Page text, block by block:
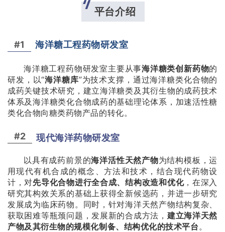
平台介绍
#1 海洋糖工程药物研发室
海洋糖工程药物研发室主要从事海洋糖类创新药物的
研发，以“海洋糖库”为技术支撑，通过海洋糖类化合物的
成药关键技术研究，建立海洋糖类及其衍生物的成药技术
体系及海洋糖类化合物成药的基础理论体系，加速活性糖
类化合物向糖类药物产品的转化。
#2 现代海洋药物研发室
以具有成药前景的海洋活性天然产物为结构模板，运
用现代有机合成的概念、方法和技术，结合现代药物设
计，对先导化合物进行全合成、结构改造和优化，在深入
研究其构效关系的基础上获得全新候选药，并进一步研究
发展成为临床药物。同时，针对海洋天然产物结构复杂、
获取困难等瓶颈问题，发展新的合成方法， 建立海洋天然
产物及其衍生物的规模化制备、结构优化的技术平台 。